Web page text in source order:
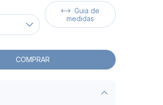
Guia de
medidas